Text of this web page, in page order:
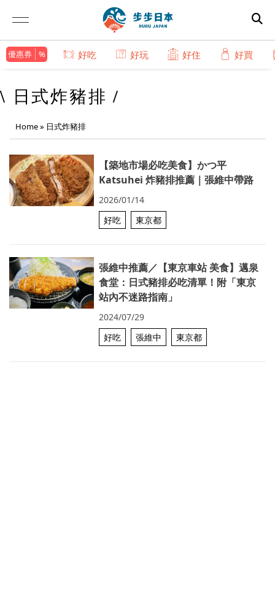
優惠券 好吃 好玩 好住 好買
\ 日式炸豬排 /
Home» 日式炸豬排
【築地市場必吃美食】かつ平
Katsuhei 炸豬排推薦｜張維中帶路
2026/01/14
好吃
東京都
張維中推薦／【東京車站 美食】邁泉
食堂：日式豬排必吃清單！附「東京
站內不迷路指南」
2024/07/29
好吃
張維中 東京都